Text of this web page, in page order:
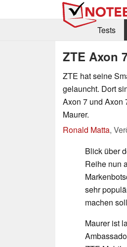
Tests
ZTE Axon
ZTE hat seine
gelauncht. Dort
Axon 7 und Axon
Maurer.
Ronald Matta,
Blick über
Reihe nun
sehr
machen
Maurer ist